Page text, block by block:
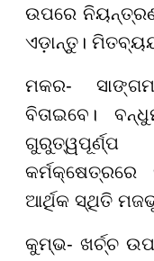
ଉପରେ
ଏଡ଼ାନ୍ତୁ।
ମକର-
ବିତାଇବେ।
ଆର୍ଥିକ ସ୍ଥିତି
କୁମ୍ଭ- ଖର୍ଚ୍ଚ